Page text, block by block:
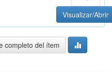
Visualizar/Abrir
completo del ítem